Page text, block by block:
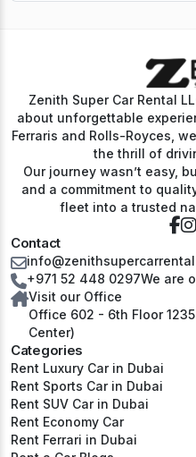
Zenith Super Car Rental
about unforgettable
Ferraris and Rolls-Royces,
the thrill of
Our journey wasn’t easy,
and a commitment to
fleet into a trusted
Categories
Rent Luxury Car in Dubai
Rent Sports Car in Dubai
Rent SUV Car in Dubai
Rent Economy Car
Rent Ferrari in Dubai
Contact
+971 52 448 0297We are
Visit our Office
Office 602 - 6th Floor دبي, 123549, AE(Rasis Business
Center)